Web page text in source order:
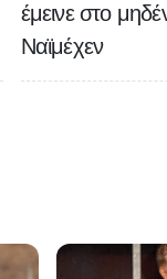
έμεινε στο
Ναϊμέχεν